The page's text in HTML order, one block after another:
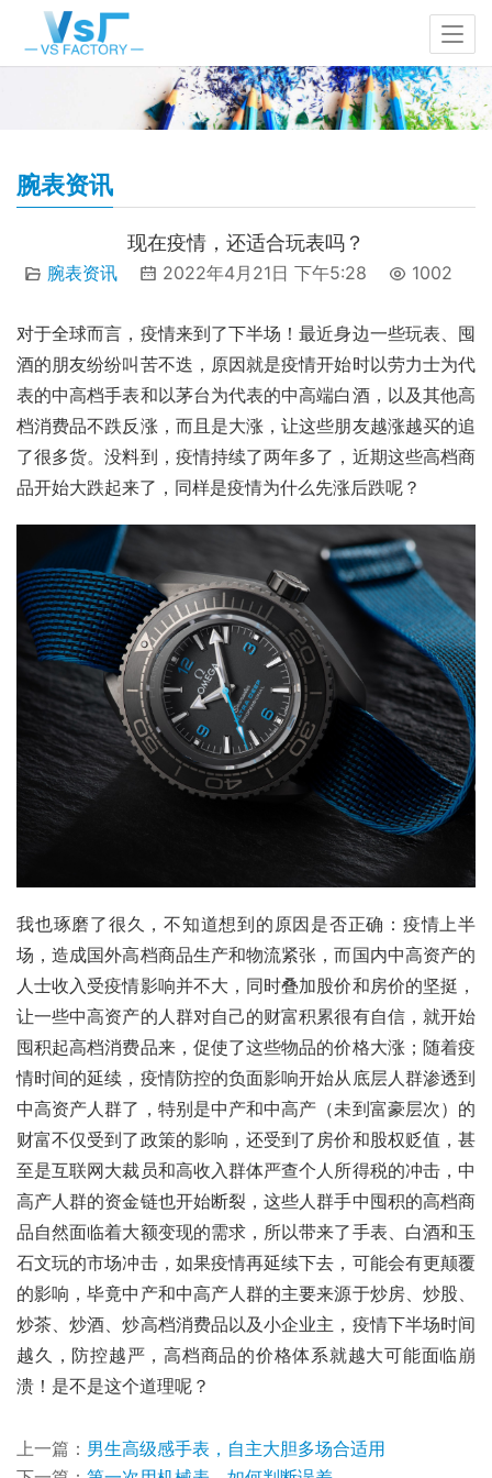
腕表资讯
现在疫情，还适合玩表吗？
腕表资讯 2022年4月21日 下午5:28 1002
对于全球而言，疫情来到了下半场！最近身边一些玩表、囤
酒的朋友纷纷叫苦不迭，原因就是疫情开始时以劳力士为代
表的中高档手表和以茅台为代表的中高端白酒，以及其他高
档消费品不跌反涨，而且是大涨，让这些朋友越涨越买的追
了很多货。没料到，疫情持续了两年多了，近期这些高档商
品开始大跌起来了，同样是疫情为什么先涨后跌呢？
我也琢磨了很久，不知道想到的原因是否正确：疫情上半
场，造成国外高档商品生产和物流紧张，而国内中高资产的
人士收入受疫情影响并不大，同时叠加股价和房价的坚挺，
让一些中高资产的人群对自己的财富积累很有自信，就开始
囤积起高档消费品来，促使了这些物品的价格大涨；随着疫
情时间的延续，疫情防控的负面影响开始从底层人群渗透到
中高资产人群了，特别是中产和中高产（未到富豪层次）的
财富不仅受到了政策的影响，还受到了房价和股权贬值，甚
至是互联网大裁员和高收入群体严查个人所得税的冲击，中
高产人群的资金链也开始断裂，这些人群手中囤积的高档商
品自然面临着大额变现的需求，所以带来了手表、白酒和玉
石文玩的市场冲击，如果疫情再延续下去，可能会有更颠覆
的影响，毕竟中产和中高产人群的主要来源于炒房、炒股、
炒茶、炒酒、炒高档消费品以及小企业主，疫情下半场时间
越久，防控越严，高档商品的价格体系就越大可能面临崩
溃！是不是这个道理呢？
上一篇： 男生高级感手表，自主大胆多场合适用